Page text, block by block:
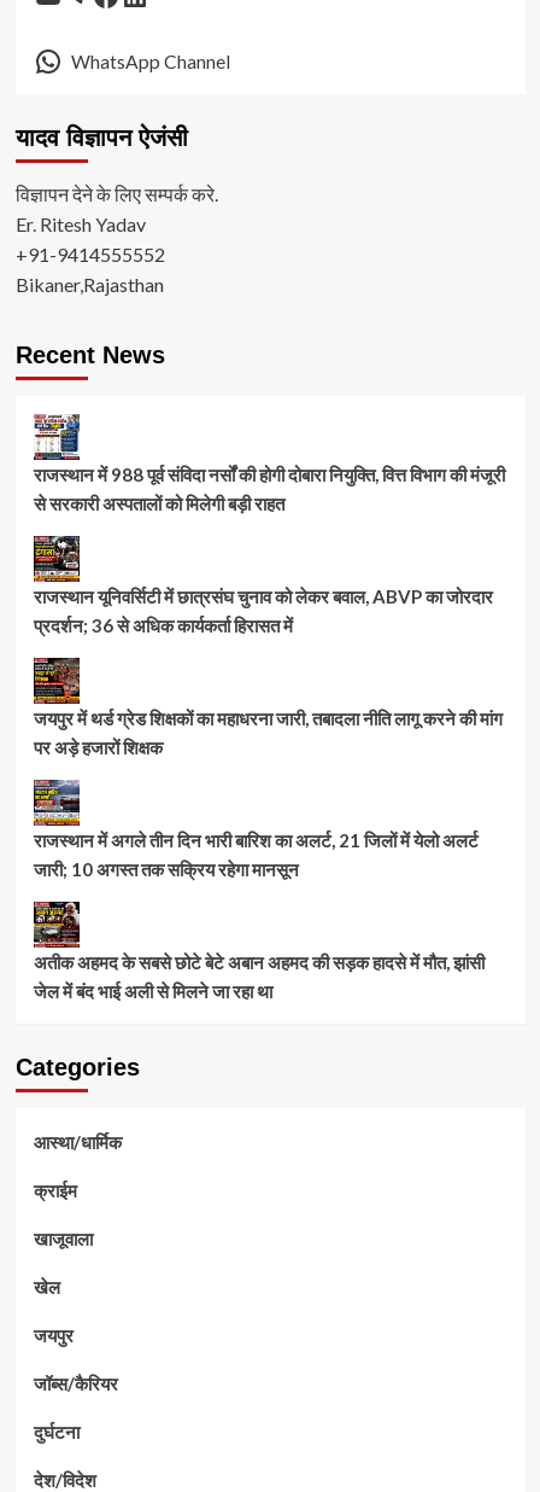
WhatsApp Channel
यादव विज्ञापन ऐजंसी
विज्ञापन देने के लिए सम्पर्क करे.
Er. Ritesh Yadav
+91-9414555552
Bikaner,Rajasthan
Recent News
राजस्थान में 988 पूर्व संविदा नर्सों की होगी दोबारा नियुक्ति, वित्त विभाग की मंजूरी
से सरकारी अस्पतालों को मिलेगी बड़ी राहत
राजस्थान यूनिवर्सिटी में छात्रसंघ चुनाव को लेकर बवाल, ABVP का जोरदार
प्रदर्शन; 36 से अधिक कार्यकर्ता हिरासत में
जयपुर में थर्ड ग्रेड शिक्षकों का महाधरना जारी, तबादला नीति लागू करने की मांग
पर अड़े हजारों शिक्षक
राजस्थान में अगले तीन दिन भारी बारिश का अलर्ट, 21 जिलों में येलो अलर्ट
जारी; 10 अगस्त तक सक्रिय रहेगा मानसून
अतीक अहमद के सबसे छोटे बेटे अबान अहमद की सड़क हादसे में मौत, झांसी
जेल में बंद भाई अली से मिलने जा रहा था
Categories
आस्था/धार्मिक
क्राईम
खाजूवाला
खेल
जयपुर
जॉब्स/कैरियर
दुर्घटना
देश/विदेश